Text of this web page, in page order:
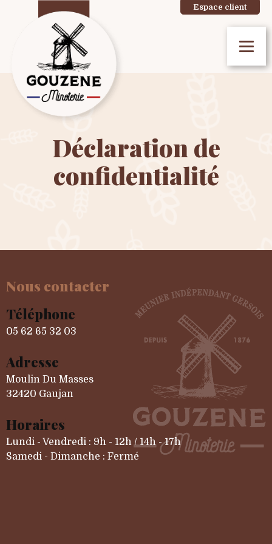
Espace client
Déclaration de
confidentialité
Nous contacter
Téléphone
05 62 65 32 03
Adresse
Moulin Du Masses
32420 Gaujan
Horaires
Lundi - Vendredi : 9h - 12h / 14h - 17h
Samedi - Dimanche : Fermé